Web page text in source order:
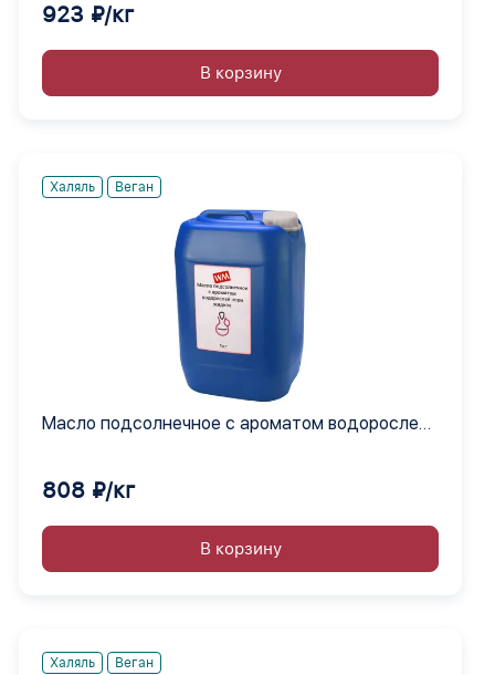
923 ₽/кг
В корзину
Халяль Веган
Масло подсолнечное с ароматом водорослей
808 ₽/кг
В корзину
Халяль Веган